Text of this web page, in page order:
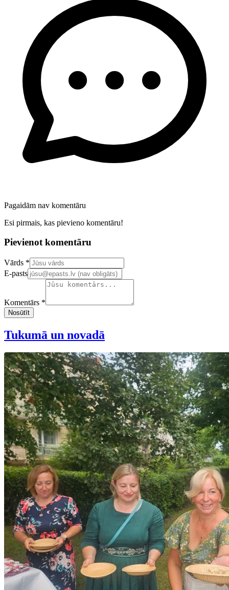
Pagaidām nav komentāru
Esi pirmais, kas pievieno komentāru!
Pievienot komentāru
Confirm your email address
Vārds *
E-pasts
Komentārs *
Nosūtīt
Tukumā un novadā